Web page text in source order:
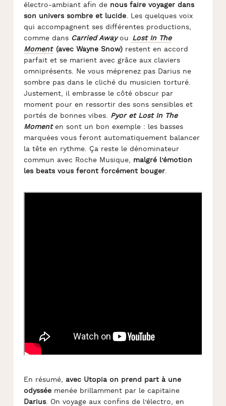
électro-ambiant afin de nous faire voyager dans
son univers sombre et lucide. Les quelques voix
qui accompagnent ses différentes productions,
comme dans Carried Away ou Lost In The
Moment(avec Wayne Snow)restent en accord
parfait et se marient avec grâce aux claviers
omniprésents. Ne vous méprenez pas Darius ne
sombre pas dans le cliché du musicien torturé.
Justement, il embrasse le côté obscur par
moment pour en ressortir des sons sensibles et
portés de bonnes vibes. Pyor et Lost In The
Moment en sont un bon exemple : les basses
marquées vous feront automatiquement balancer
la tête en rythme. Ça reste le dénominateur
commun avec Roche Musique, malgré l’émotion
les beats vous feront forcément bouger.
En résumé, avec Utopia on prend part à une
odysséemenée brillamment par le capitaine
Darius. On voyage aux confins de l’électro, en